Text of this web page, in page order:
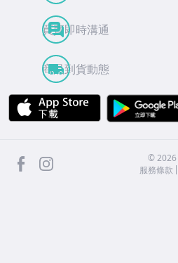
買賣即時溝通
商品到貨動態
APP Store
facebook ©2026
服務條款